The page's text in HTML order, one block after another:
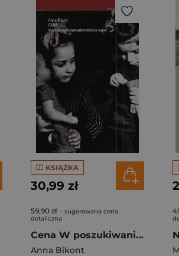
KSIĄŻKA
30,99 zł
59,90 zł - sugerowana cena
detaliczna
Cena W poszukiwaniu żydowskich dzieci po wojnie
Anna Bikont